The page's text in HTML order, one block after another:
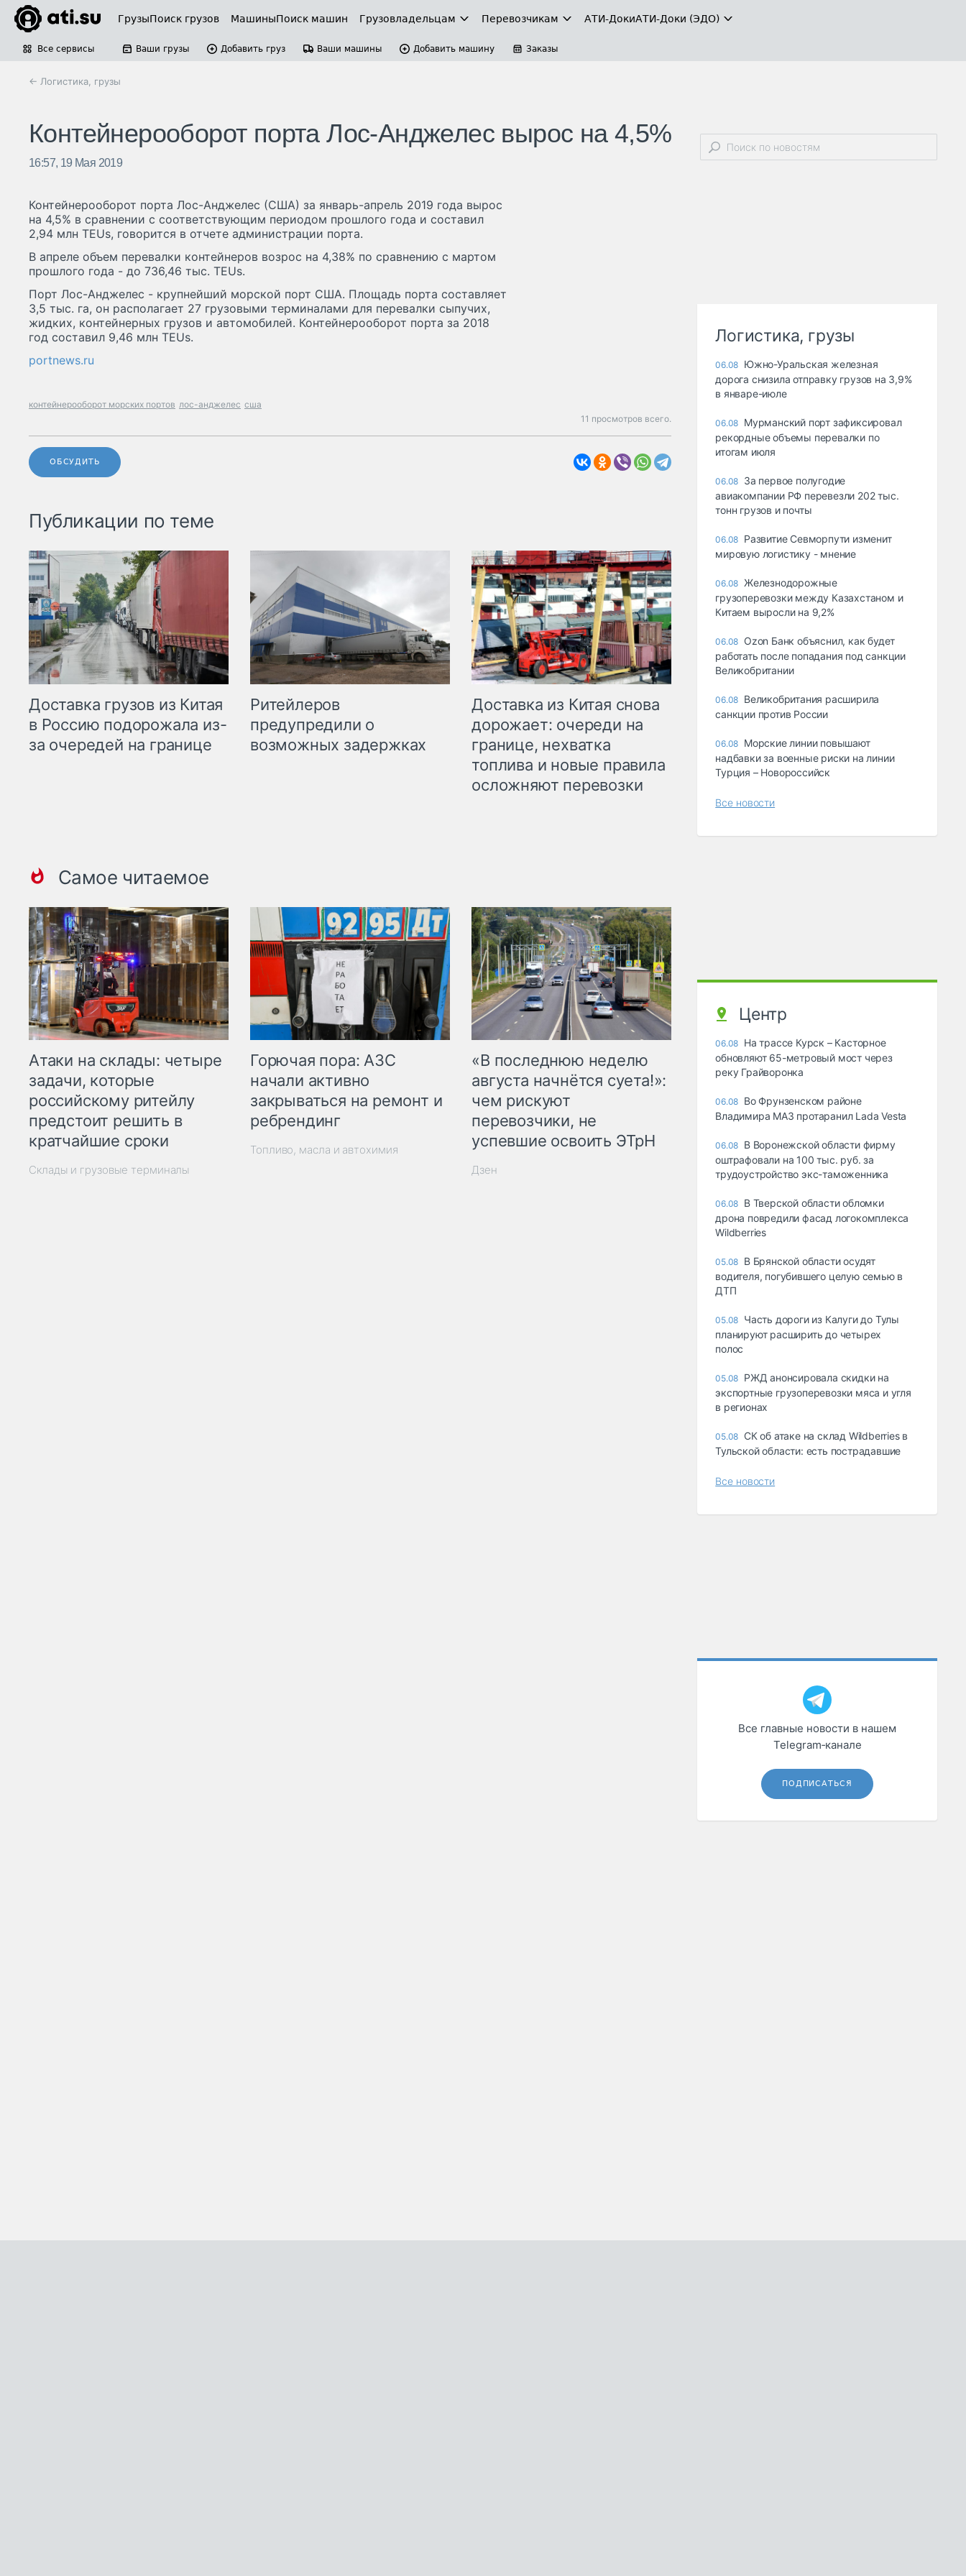
ГрузыПоиск грузов МашиныПоиск машин Грузовладельцам Перевозчикам АТИ-ДокиАТИ-Доки (ЭДО)
Все сервисы Ваши грузы Добавить груз Ваши машины Добавить машину Заказы
← Логистика, грузы
Контейнерооборот порта Лос-Анджелес вырос на 4,5%
16:57, 19 Мая 2019
Контейнерооборот порта Лос-Анджелес (США) за январь-апрель 2019 года вырос
на 4,5% в сравнении с соответствующим периодом прошлого года и составил
2,94 млн TEUs, говорится в отчете администрации порта.
В апреле объем перевалки контейнеров возрос на 4,38% по сравнению с мартом
прошлого года - до 736,46 тыс. TEUs.
Порт Лос-Анджелес - крупнейший морской порт США. Площадь порта составляет
3,5 тыс. га, он располагает 27 грузовыми терминалами для перевалки сыпучих,
жидких, контейнерных грузов и автомобилей. Контейнерооборот порта за 2018
год составил 9,46 млн TEUs.
portnews.ru
контейнерооборот морских портов лос-анджелес сша
11 просмотров всего.
ОБСУДИТЬ
Публикации по теме
Доставка грузов из Китая
в Россию подорожала из-
за очередей на границе
Ритейлеров
предупредили о
возможных задержках
Доставка из Китая снова
дорожает: очереди на
границе, нехватка
топлива и новые правила
осложняют перевозки
Самое читаемое
Атаки на склады: четыре
задачи, которые
российскому ритейлу
предстоит решить в
кратчайшие сроки
Склады и грузовые терминалы
Горючая пора: АЗС
начали активно
закрываться на ремонт и
ребрендинг
Топливо, масла и автохимия
«В последнюю неделю
августа начнётся суета!»:
чем рискуют
перевозчики, не
успевшие освоить ЭТрН
Дзен
Логистика, грузы
06.08 Южно-Уральская железная
дорога снизила отправку грузов на 3,9%
в январе-июле
06.08 Мурманский порт зафиксировал
рекордные объемы перевалки по
итогам июля
06.08 За первое полугодие
авиакомпании РФ перевезли 202 тыс.
тонн грузов и почты
06.08 Развитие Севморпути изменит
мировую логистику - мнение
06.08 Железнодорожные
грузоперевозки между Казахстаном и
Китаем выросли на 9,2%
06.08 Ozon Банк объяснил, как будет
работать после попадания под санкции
Великобритании
06.08 Великобритания расширила
санкции против России
06.08 Морские линии повышают
надбавки за военные риски на линии
Турция – Новороссийск
Все новости
Центр
06.08 На трассе Курск – Касторное
обновляют 65-метровый мост через
реку Грайворонка
06.08 Во Фрунзенском районе
Владимира МАЗ протаранил Lada Vesta
06.08 В Воронежской области фирму
оштрафовали на 100 тыс. руб. за
трудоустройство экс-таможенника
06.08 В Тверской области обломки
дрона повредили фасад логокомплекса
Wildberries
05.08 В Брянской области осудят
водителя, погубившего целую семью в
ДТП
05.08 Часть дороги из Калуги до Тулы
планируют расширить до четырех
полос
05.08 РЖД анонсировала скидки на
экспортные грузоперевозки мяса и угля
в регионах
05.08 СК об атаке на склад Wildberries в
Тульской области: есть пострадавшие
Все новости
Все главные новости в нашем
Telegram‑канале
ПОДПИСАТЬСЯ